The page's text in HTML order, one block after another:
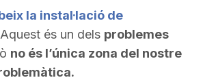
tecles
de
la instal·lació de
Aquest és un dels problemes
no és l’única zona del nostre